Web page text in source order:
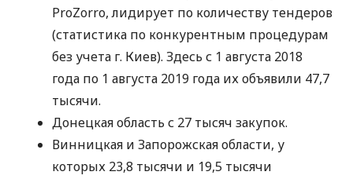
ProZorro, лидирует по количеству тендеров
(статистика по конкурентным процедурам
без учета г. Киев). Здесь с 1 августа 2018
года по 1 августа 2019 года их объявили 47,7
тысячи.
Донецкая область с 27 тысяч закупок.
Винницкая и Запорожская области, у
которых 23,8 тысячи и 19,5 тысячи